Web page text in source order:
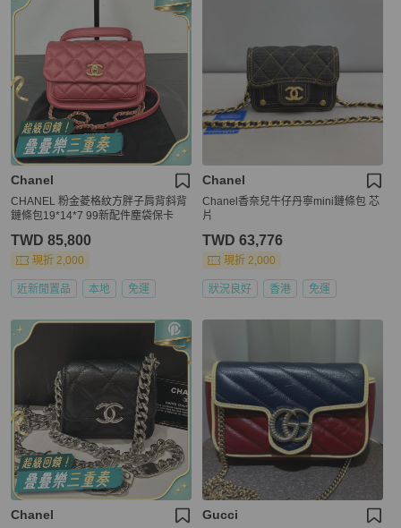
Chanel
CHANEL 粉金菱格紋方胖子肩背斜背
鏈條包19*14*7 99新配件塵袋保卡
TWD 85,800
現折 2,000
近新閒置品 本地 免運
Chanel
Chanel香奈兒牛仔丹寧mini鏈條包 芯
片
TWD 63,776
現折 2,000
狀況良好 香港 免運
Chanel Gucci